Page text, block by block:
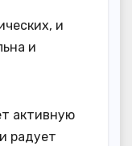
и
и
активную
радует